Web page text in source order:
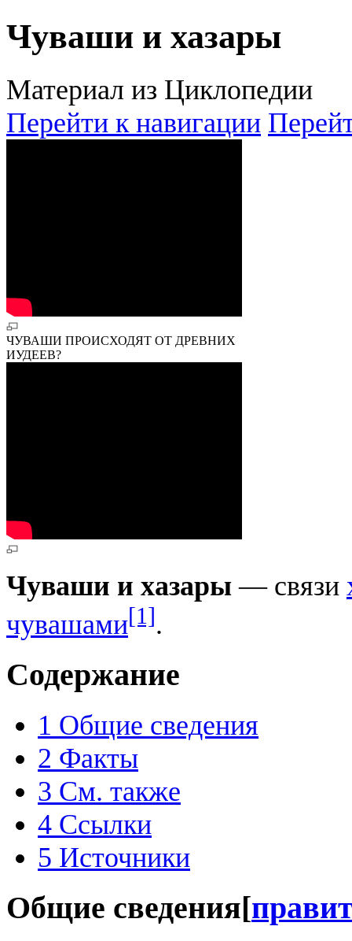
Чуваши и хазары
Материал из Циклопедии
Перейти к навигации
ЧУВАШИ ПРОИСХОДЯТ ОТ ДРЕВНИХ
ИУДЕЕВ?
Чуваши и хазары — связи
чувашами[1].
Содержание
1 Общие сведения
2 Факты
3 См. также
4 Ссылки
5 Источники
Общие сведения[